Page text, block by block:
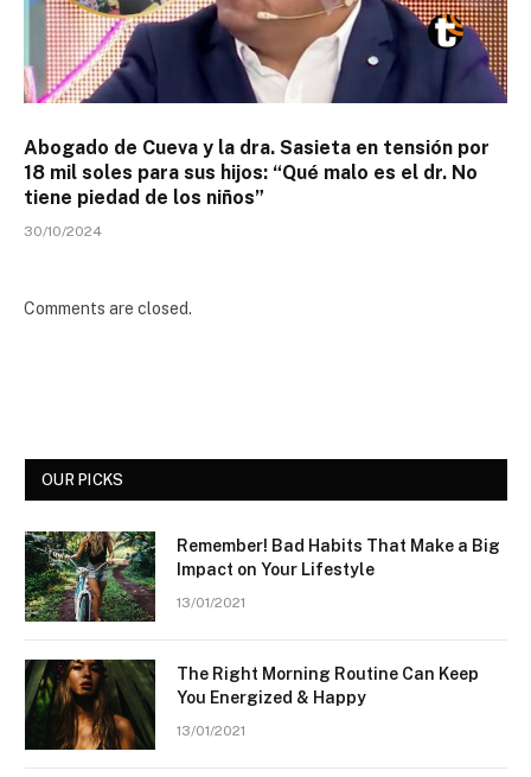
Abogado de Cueva y la dra. Sasieta en tensión por
18 mil soles para sus hijos: “Qué malo es el dr. No
tiene piedad de los niños”
30/10/2024
Comments are closed.
OUR PICKS
Remember! Bad Habits That Make a Big
Impact on Your Lifestyle
13/01/2021
The Right Morning Routine Can Keep
You Energized & Happy
13/01/2021